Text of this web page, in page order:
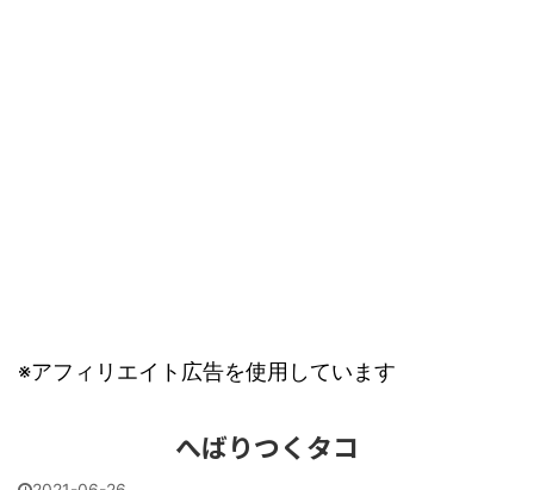
※アフィリエイト広告を使用しています
へばりつくタコ